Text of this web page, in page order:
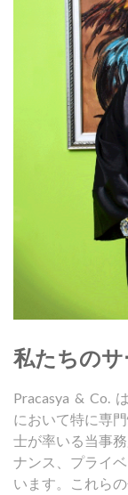
私たちのサ
Pracasya & Co.
において特に専
士が率いる当事
ナンス、プライ
います。これら